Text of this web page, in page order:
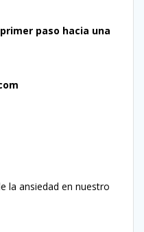
paso hacia una
la ansiedad en nuestro